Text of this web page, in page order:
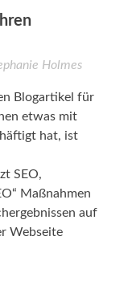
Holmes
Blogartikel für
etwas mit
hat, ist
SEO,
Maßnahmen
auf
Webseite